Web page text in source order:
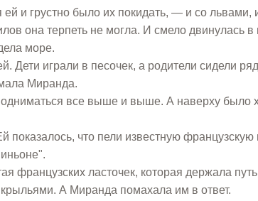
и грустно было их покидать, — и со львами,
она терпеть не могла. И смело двинулась в
море.
Дети играли в песочек, а родители сидели
Миранда.
все выше и выше. А наверху было
что пели известную французскую
французских ласточек, которая держала
А Миранда помахала им в ответ.